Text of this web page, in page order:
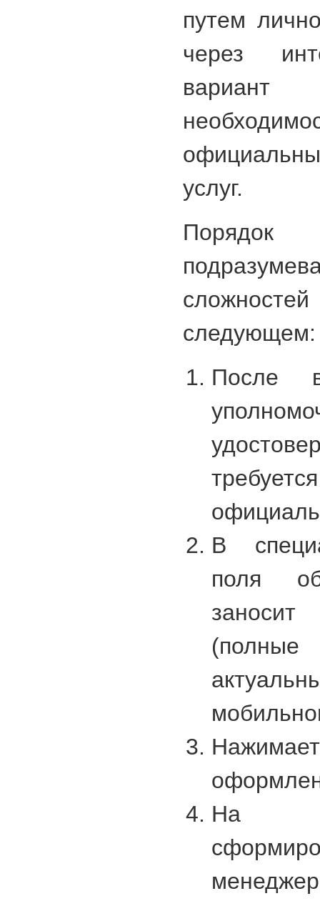
путем
через
вариант
услуг.
следующем:
После
В
поля
На